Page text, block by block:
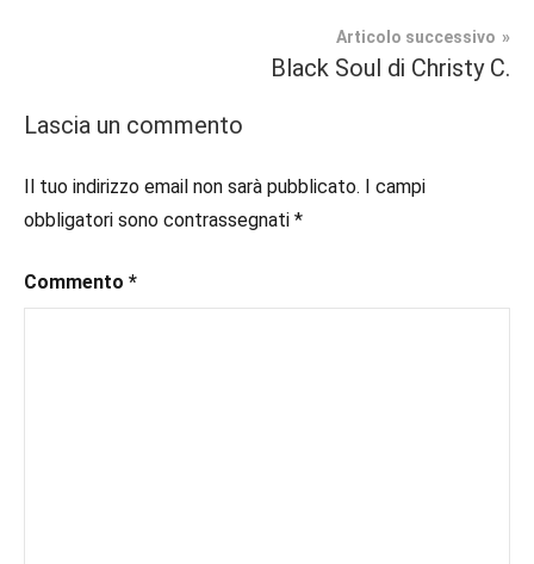
#consigliodilettura,
#inlibreria,
#ioleggo,
#kindle,
Articolo successivo
Black Soul di Christy C.
Lascia un commento
Il tuo indirizzo email non sarà pubblicato. I campi
obbligatori sono contrassegnati *
Commento *